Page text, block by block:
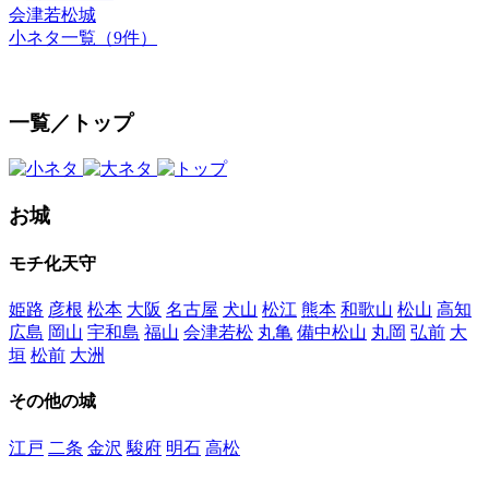
会津若松城
小ネタ一覧（9件）
一覧／トップ
お城
モチ化天守
姫路 彦根 松本 大阪 名古屋 犬山 松江 熊本 和歌山 松山 高知
広島 岡山 宇和島 福山 会津若松 丸亀 備中松山 丸岡 弘前 大
垣 松前 大洲
その他の城
江戸 二条 金沢 駿府 明石 高松